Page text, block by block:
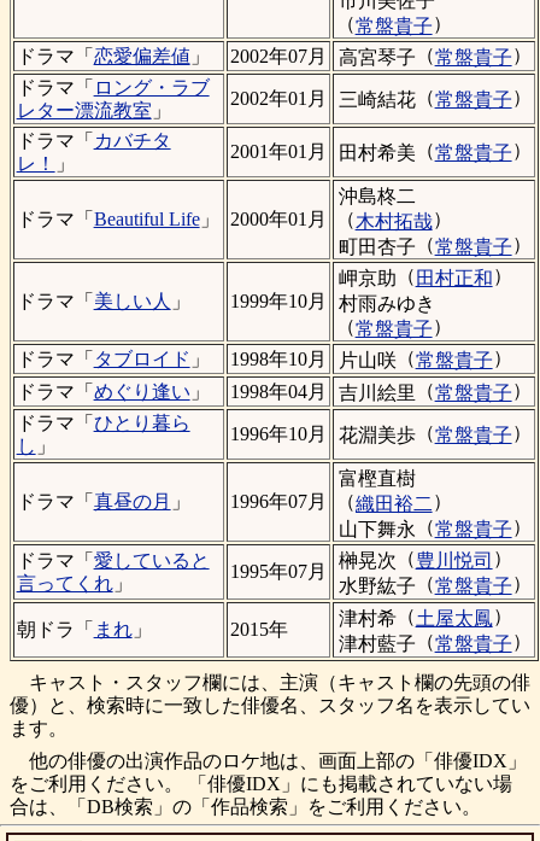
（常盤貴子）
ドラマ「 恋愛偏差値 」 2002年07月 高宮琴子 （常盤貴子）
ドラマ「 ロング・ラブ
レター漂流教室 」
2002年01月 三崎結花（常盤貴子）
ドラマ「 カバチタ
レ！
」
2001年01月 田村希美 （常盤貴子）
ドラマ「 Beautiful Life」 2000年01月
沖島柊二
（木村拓哉）
町田杏子 （常盤貴子）
ドラマ「 美しい人 」 1999年10月
岬京助 （ 田村正和）
村雨みゆき
（常盤貴子）
ドラマ「 タブロイド 」 1998年10月 片山咲（常盤貴子）
ドラマ「 めぐり逢い 」 1998年04月 吉川絵里 （常盤貴子）
ドラマ「 ひとり暮ら
し 」
1996年10月 花淵美歩（常盤貴子）
ドラマ「 真昼の月 」 1996年07月
富樫直樹
（織田裕二 ）
山下舞永 （常盤貴子）
ドラマ「 愛していると
言ってくれ」
1995年07月
榊晃次 （豊川悦司 ）
水野紘子 （常盤貴子）
朝ドラ「 まれ」 2015年
津村希（土屋太鳳）
津村藍子 （常盤貴子）
キャスト・スタッフ欄には、主演（キャスト欄の先頭の俳
優）と、検索時に一致した俳優名、スタッフ名を表示してい
ます。
他の俳優の出演作品のロケ地は、画面上部の「俳優IDX」
をご利用ください。 「俳優IDX」にも掲載されていない場
合は、「DB検索」の「作品検索」をご利用ください。